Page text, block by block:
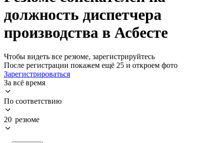
должность диспетчера
производства в Асбесте
Чтобы видеть все резюме, зарегистрируйтесь
После регистрации покажем ещё 25 и откроем фото
Зарегистрироваться
За всё время
По соответствию
20 резюме